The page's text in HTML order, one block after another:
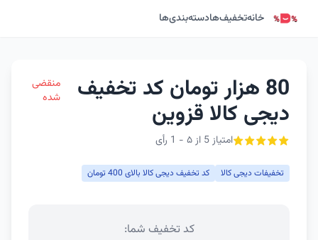
خانهتخفیف‌هادسته‌بندی‌ها
80 هزار تومان کد تخفیف
دیجی کالا قزوین
امتیاز 5 از ۵ - 1 رأی
منقضی
شده
تخفیفات دیجی کالا کد تخفیف دیجی کالا بالای 400 تومان
کد تخفیف شما: